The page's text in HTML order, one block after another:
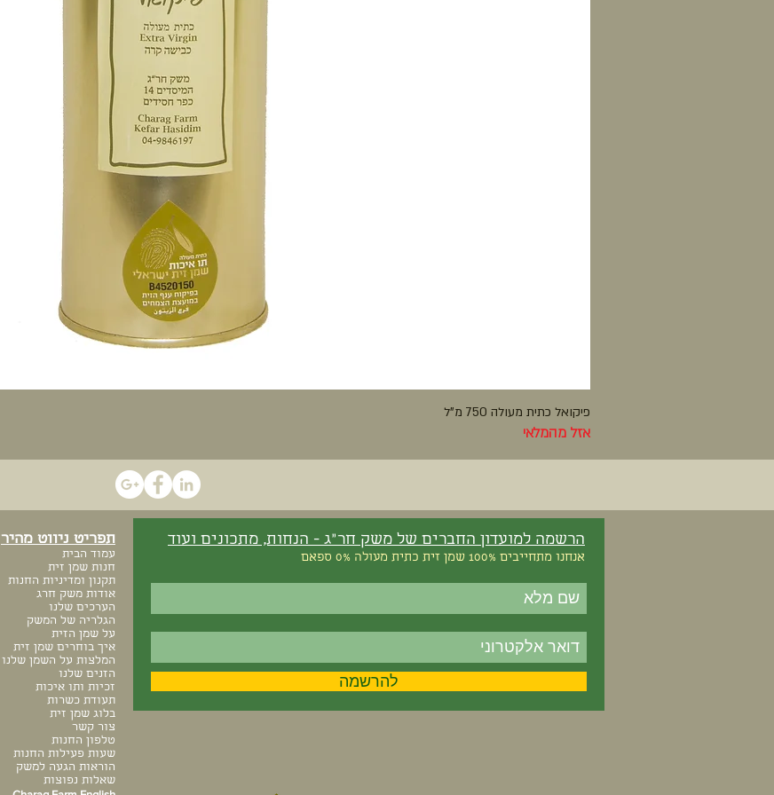
פיקואל כתית מעולה 750 מ"ל
אזל מהמלאי
תפריט ניווט מהיר
עמוד הבית
חנות שמן זית
תקנון ומדיניות החנות
אודות משק חרג
הערכים שלנו
הגלריה של המשק
על שמן הזית
איך בוחרים שמן זית
המלצות על השמן שלנו
הזנים שלנו
זכיות ותו איכות
תעודת כשרות
בלוג שמן זית
צור קשר
טלפון החנות
שעות פעילות החנות
הוראות הגעה למשק
שאלות נפוצות
הרשמה למועדון החברים של משק חר"ג - הנחות, מתכונים ועוד
אנחנו מתחייבים 100% שמן זית כתית מעולה 0% ספאם
להרשמה